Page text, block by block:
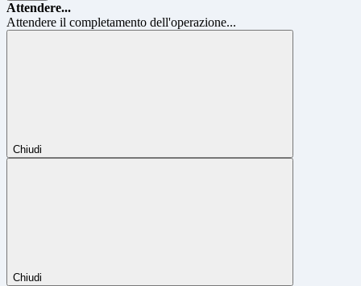
Attendere...
Attendere il completamento dell'operazione...
Chiudi
Chiudi